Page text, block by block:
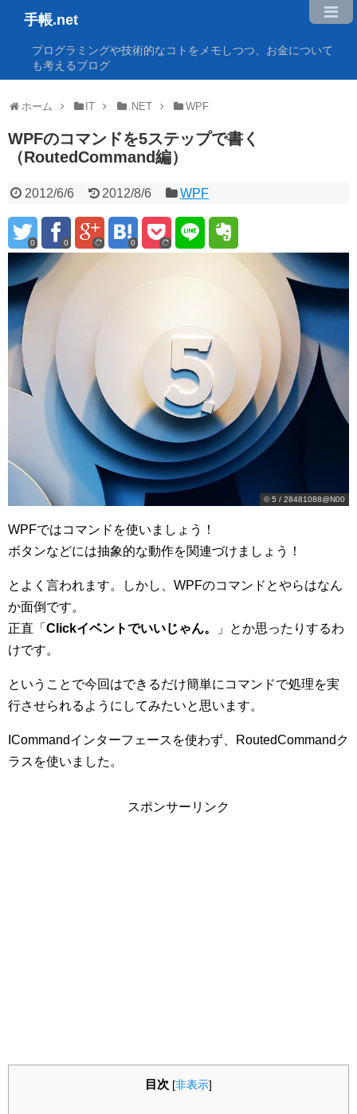
手帳.net
プログラミングや技術的なコトをメモしつつ、お金について
も考えるブログ
ホーム IT .NET WPF
WPFのコマンドを5ステップで書く
（RoutedCommand編）
2012/6/6 2012/8/6 WPF
0 0 0
©5 / 28481088@N00
WPFではコマンドを使いましょう！
ボタンなどには抽象的な動作を関連づけましょう！
とよく言われます。しかし、WPFのコマンドとやらはなん
か面倒です。
正直「 Clickイベントでいいじゃん。
」とか思ったりするわ
けです。
ということで今回はできるだけ簡単にコマンドで処理を実
行させられるようにしてみたいと思います。
ICommandインターフェースを使わず、RoutedCommandク
ラスを使いました。
スポンサーリンク
目次 [非表示]